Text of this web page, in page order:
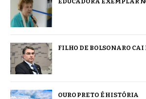
FILHO DE BOLSONARO
OURO PRETO É HISTÓRIA